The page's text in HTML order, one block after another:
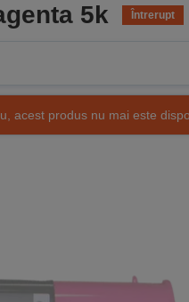
5k Întrerupt
acest produs nu mai este